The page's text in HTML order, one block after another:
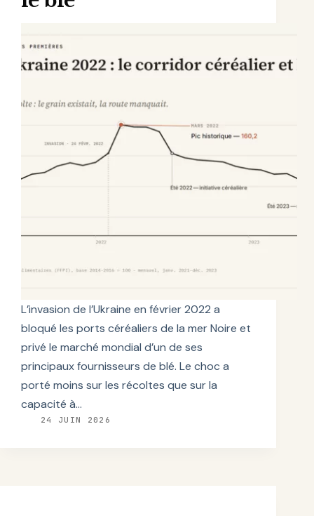
L’invasion de l’Ukraine en février 2022 a
bloqué les ports céréaliers de la mer Noire et
privé le marché mondial d’un de ses
principaux fournisseurs de blé. Le choc a
porté moins sur les récoltes que sur la
capacité à…
24 JUIN 2026